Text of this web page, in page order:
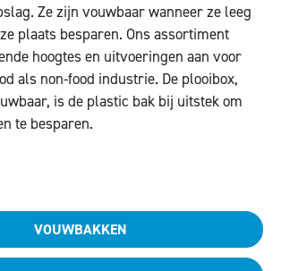
Ze zijn vouwbaar wanneer ze leeg
plaats besparen. Ons assortiment
hoogtes en uitvoeringen aan voor
als non-food industrie. De plooibox,
is de plastic bak bij uitstek om
te besparen.
VOUWBAKKEN